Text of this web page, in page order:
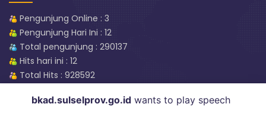
Pengunjung Online : 3
Pengunjung Hari Ini : 12
Total pengunjung : 290137
Hits hari ini : 12
Total Hits : 928592
bkad.sulselprov.go.idwants to play speech